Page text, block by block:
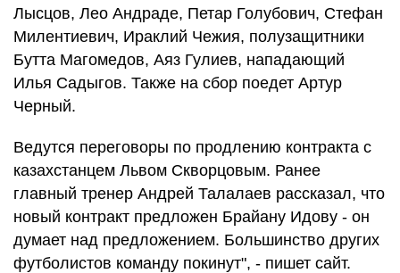
Лысцов, Лео Андраде, Петар Голубович, Стефан
Милентиевич, Ираклий Чежия, полузащитники
Бутта Магомедов, Аяз Гулиев, нападающий
Илья Садыгов. Также на сбор поедет Артур
Черный.
Ведутся переговоры по продлению контракта с
казахстанцем Львом Скворцовым. Ранее
главный тренер Андрей Талалаев рассказал, что
новый контракт предложен Брайану Идову - он
думает над предложением. Большинство других
футболистов команду покинут", - пишет сайт.